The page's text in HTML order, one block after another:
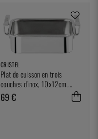
CRISTEL
Plat de cuisson en trois
couches d'inox, 10x12cm,
CastelPro - Cristel
69 €